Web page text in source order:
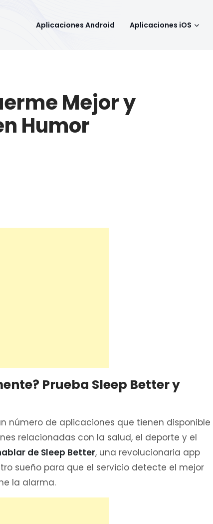
Aplicaciones Android Aplicaciones iOS
Mejor y
Humor
Prueba Sleep Better y
número de aplicaciones que tienen disponible
relacionadas con la salud, el deporte y el
de Sleep Better, una revolucionaria app
sueño para que el servicio detecte el mejor
la alarma.